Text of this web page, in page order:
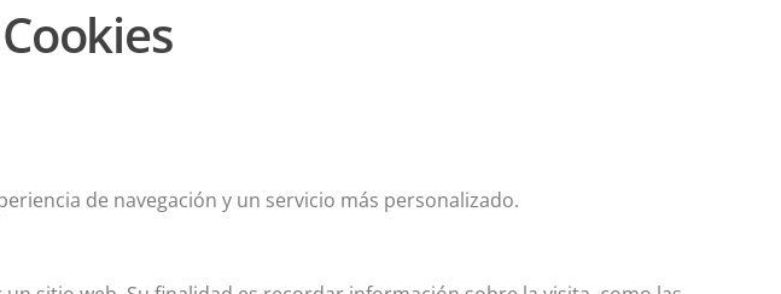
de navegación y un servicio más personalizado.